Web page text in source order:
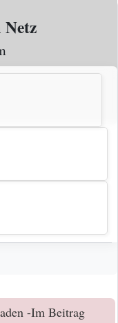
-Im Beitrag